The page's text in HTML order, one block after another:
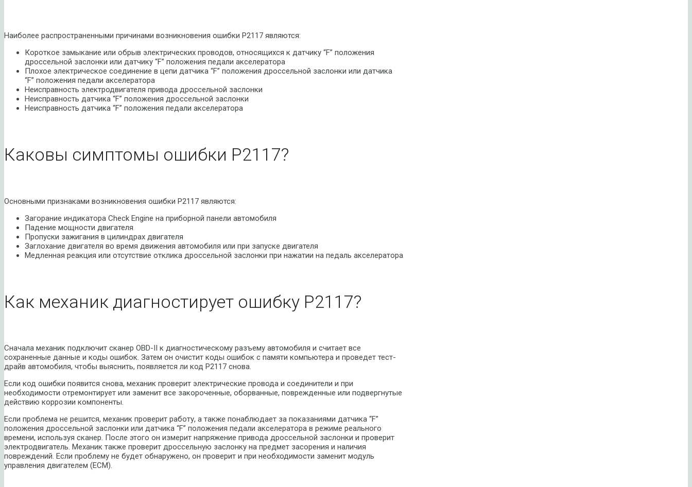
Наиболее распространенными причинами возникновения ошибки P2117 являются:
Короткое замыкание или обрыв электрических проводов, относящихся к датчику “F” положения
дроссельной заслонки или датчику “F” положения педали акселератора
Плохое электрическое соединение в цепи датчика “F” положения дроссельной заслонки или датчика
“F” положения педали акселератора
Неисправность электродвигателя привода дроссельной заслонки
Неисправность датчика “F” положения дроссельной заслонки
Неисправность датчика “F” положения педали акселератора
Каковы симптомы ошибки P2117?
Основными признаками возникновения ошибки P2117 являются:
Загорание индикатора Check Engine на приборной панели автомобиля
Падение мощности двигателя
Пропуски зажигания в цилиндрах двигателя
Заглохание двигателя во время движения автомобиля или при запуске двигателя
Медленная реакция или отсутствие отклика дроссельной заслонки при нажатии на педаль акселератора
Как механик диагностирует ошибку P2117?
Сначала механик подключит сканер OBD-II к диагностическому разъему автомобиля и считает все
сохраненные данные и коды ошибок. Затем он очистит коды ошибок с памяти компьютера и проведет тест-
драйв автомобиля, чтобы выяснить, появляется ли код P2117 снова.
Если код ошибки появится снова, механик проверит электрические провода и соединители и при
необходимости отремонтирует или заменит все закороченные, оборванные, поврежденные или подвергнутые
действию коррозии компоненты.
Если проблема не решится, механик проверит работу, а также понаблюдает за показаниями датчика “F”
положения дроссельной заслонки или датчика “F” положения педали акселератора в режиме реального
времени, используя сканер. После этого он измерит напряжение привода дроссельной заслонки и проверит
электродвигатель. Механик также проверит дроссельную заслонку на предмет засорения и наличия
повреждений. Если проблему не будет обнаружено, он проверит и при необходимости заменит модуль
управления двигателем (ECM).